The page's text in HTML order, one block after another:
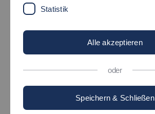
MobilitätStatistik
Alle akzeptieren
oder
Speichern & Schließen